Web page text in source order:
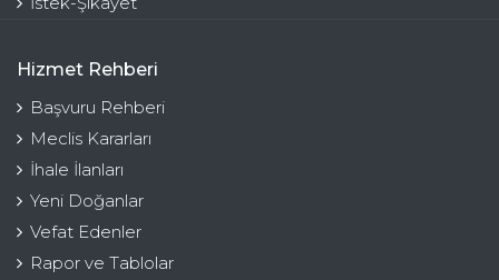
Hizmet Rehberi
Başvuru Rehberi
Meclis Kararları
İhale İlanları
Yeni Doğanlar
Vefat Edenler
Rapor ve Tablolar